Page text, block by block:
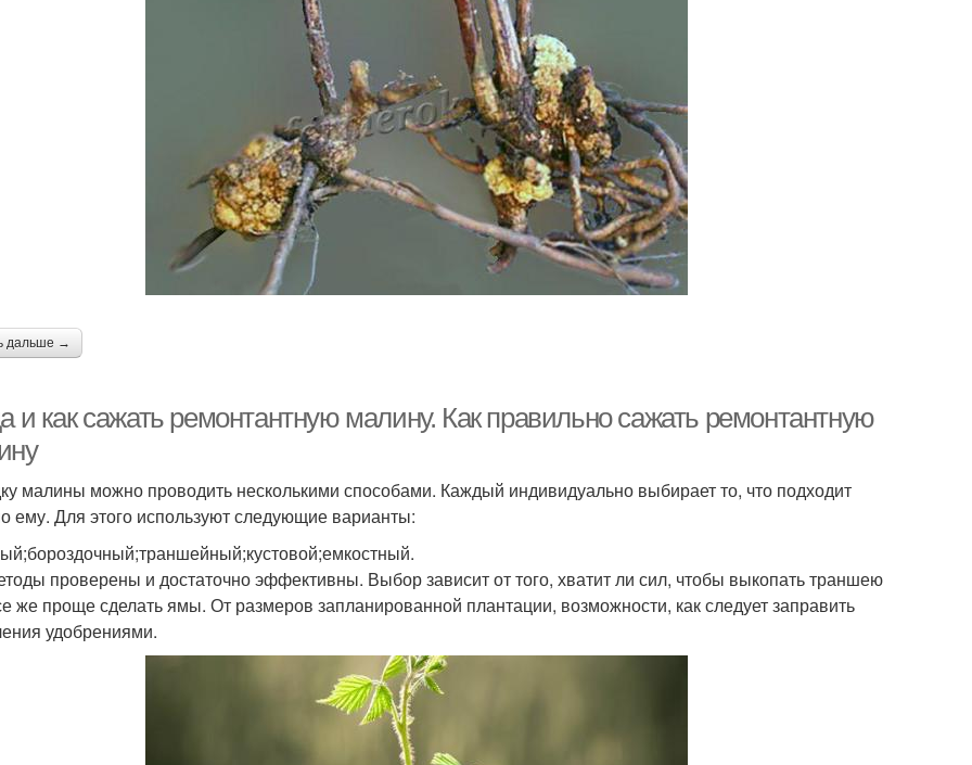
дальше →
и как сажать ремонтантную малину. Как правильно сажать ремонтантную
малины можно проводить несколькими способами. Каждый индивидуально выбирает то, что подходит
ему. Для этого используют следующие варианты:
проверены и достаточно эффективны. Выбор зависит от того, хватит ли сил, чтобы выкопать траншею
же проще сделать ямы. От размеров запланированной плантации, возможности, как следует заправить
удобрениями.